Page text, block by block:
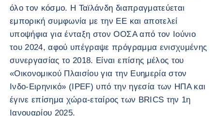
όλο τον κόσμο. Η Ταϊλάνδη διαπραγματεύεται
εμπορική συμφωνία με την ΕΕ και αποτελεί
υποψήφια για ένταξη στον ΟΟΣΑ από τον Ιούνιο
του 2024, αφού υπέγραψε πρόγραμμα ενισχυμένης
συνεργασίας το 2018. Είναι επίσης μέλος του
«Οικονομικού Πλαισίου για την Ευημερία στον
Ινδο-Ειρηνικό» (IPEF) υπό την ηγεσία των ΗΠΑ και
έγινε επίσημα χώρα-εταίρος των BRICS την 1η
Ιανουαρίου 2025.